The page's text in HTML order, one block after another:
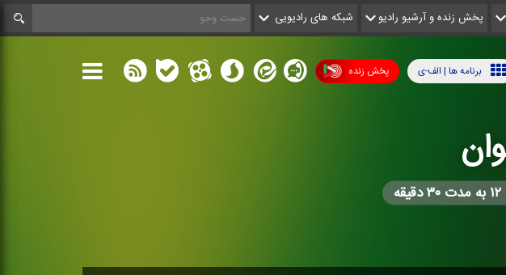
پخش زنده و آرشیو رادیو شبکه های رادیویی
پخش زنده برنامه ها | الف-ی